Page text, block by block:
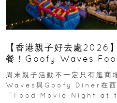
【香港親子好去處2026
餐！Goofy Waves
外影院逢週末登場
周末親子活動不一定只有逛
Waves與Goofy Diner在西
「Food Movie Night at